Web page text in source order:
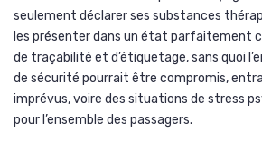
seulement déclarer ses substances
les présenter dans un état parfaitement
de traçabilité et d’étiquetage, sans quoi
de sécurité pourrait être compromis,
imprévus, voire des situations de stress
pour l’ensemble des passagers.